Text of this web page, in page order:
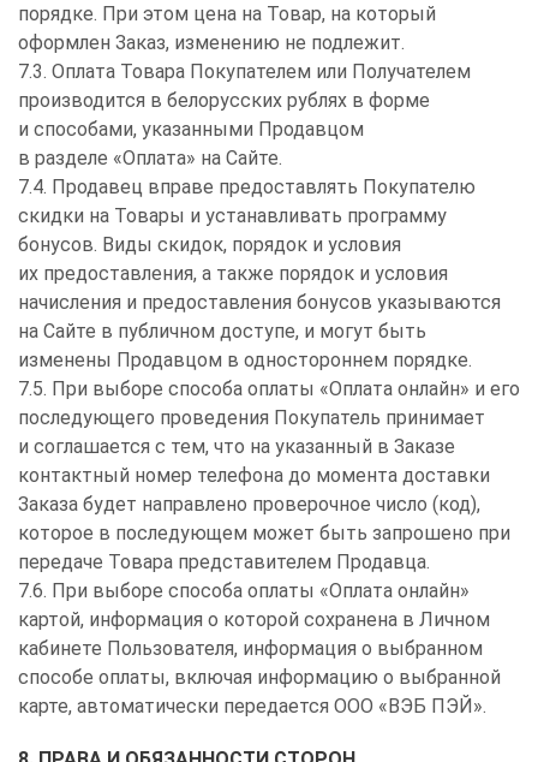
порядке. При этом цена на Товар, на который
оформлен Заказ, изменению не подлежит.
7.3. Оплата Товара Покупателем или Получателем
производится в белорусских рублях в форме
и способами, указанными Продавцом
в разделе «Оплата» на Сайте.
7.4. Продавец вправе предоставлять Покупателю
скидки на Товары и устанавливать программу
бонусов. Виды скидок, порядок и условия
их предоставления, а также порядок и условия
начисления и предоставления бонусов указываются
на Сайте в публичном доступе, и могут быть
изменены Продавцом в одностороннем порядке.
7.5. При выборе способа оплаты «Оплата онлайн» и его
последующего проведения Покупатель принимает
и соглашается с тем, что на указанный в Заказе
контактный номер телефона до момента доставки
Заказа будет направлено проверочное число (код),
которое в последующем может быть запрошено при
передаче Товара представителем Продавца.
7.6. При выборе способа оплаты «Оплата онлайн»
картой, информация о которой сохранена в Личном
кабинете Пользователя, информация о выбранном
способе оплаты, включая информацию о выбранной
карте, автоматически передается ООО «ВЭБ ПЭЙ».